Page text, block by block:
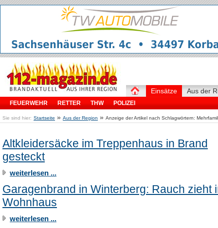
Einsätze
FEUERWEHR RETTER THW POLIZEI
Aus der
Sie sind hier: Startseite » Aus der Region » Anzeige der Artikel nach Schlagwörtern:
Altkleidersäcke im Treppenhaus in Brand
gesteckt
weiterlesen ...
Garagenbrand in Winterberg: Rauch zieht
Wohnhaus
weiterlesen ...